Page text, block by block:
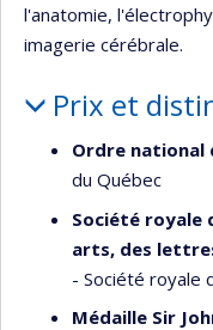
l'anatomie,
imagerie cérébrale.
Prix et
Ordre national
du Québec
Société royale
arts, des
- Société royale
Médaille Sir